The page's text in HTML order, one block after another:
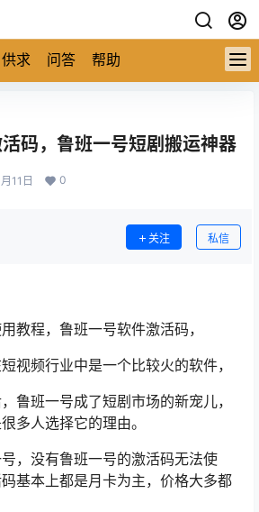
供求 问答 帮助
码，鲁班一号短剧搬运神器
11日 0
关注 私信
教程，鲁班一号软件激活码，
视频行业中是一个比较火的软件，
鲁班一号成了短剧市场的新宠儿，
多人选择它的理由。
，没有鲁班一号的激活码无法使
基本上都是月卡为主，价格大多都